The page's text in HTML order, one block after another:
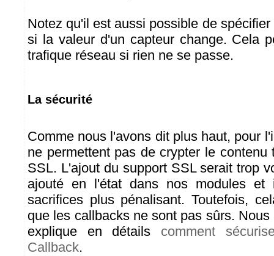
Notez qu'il est aussi possible de
si la valeur d'un capteur change. Cela
trafique réseau si rien ne se passe.
La sécurité
Comme nous l'avons dit plus haut, pour
ne permettent pas de crypter le contenu
SSL. L'ajout du support SSL serait trop
ajouté en l'état dans nos modules et
sacrifices plus pénalisant. Toutefois,
que les callbacks ne sont pas sûrs.
explique en détails comment
Callback.